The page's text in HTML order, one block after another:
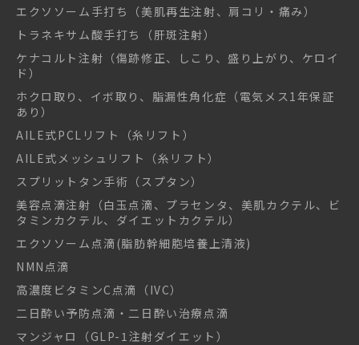
エクソソーム手打ち（美肌再生注射、肩コリ・痛み）
トラネキサム酸手打ち（肝斑注射）
ケナコルト注射（傷跡修正、しこり、盛り上がり、ケロイ
ド）
ホクロ取り、イボ取り、脂漏性角化症（電気メス1年保証
あり）
AILE式PCLリフト（糸リフト）
AILE式メッシュリフト（糸リフト）
スプリットタン手術（スプタン）
美容点滴注射（白玉点滴、プラセンタ、美肌カクテル、ビ
タミンカクテル、ダイエットカクテル）
エクソソーム点滴(脂肪幹細胞培養上清液)
NMN点滴
高濃度ビタミンC点滴（IVC）
二日酔い予防点滴・二日酔い治療点滴
マンジャロ（GLP-1注射ダイエット）